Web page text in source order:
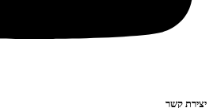
יצירת קשר